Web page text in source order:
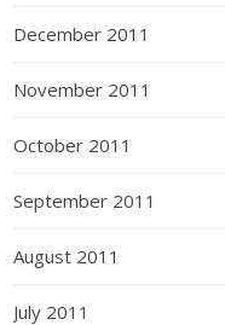
December 2011
November 2011
October 2011
September 2011
August 2011
July 2011